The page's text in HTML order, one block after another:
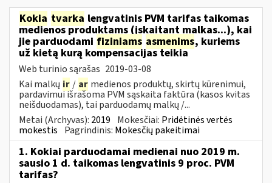
Kokia tvarka lengvatinis PVM tarifas taikomas
medienos produktams (įskaitant malkas...), kai
jie parduodami fiziniams asmenims, kuriems
už kietą kurą kompensacijas teikia
Web turinio sąrašas 2019-03-08
Kai malkų ir / ar medienos produktų, skirtų kūrenimui,
pardavimui išrašoma PVM sąskaita faktūra (kasos kvitas
neišduodamas), tai parduodamų malkų /...
Metai (Archyvas): 2019 Mokesčiai: Pridėtinės vertės
mokestis Pagrindinis: Mokesčių pakeitimai
1. Kokiai parduodamai medienai nuo 2019 m.
sausio 1 d. taikomas lengvatinis 9 proc. PVM
tarifas?